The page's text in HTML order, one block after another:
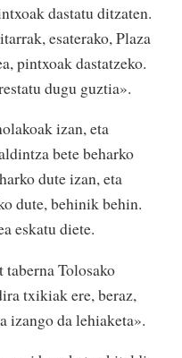
dastatu ditzaten.
esaterako, Plaza
pintxoak dastatzeko.
dugu guztia».
izan, eta
bete beharko
dute izan, eta
dute, behinik behin.
eskatu diete.
taberna Tolosako
txikiak ere, beraz,
izango da lehiaketa».